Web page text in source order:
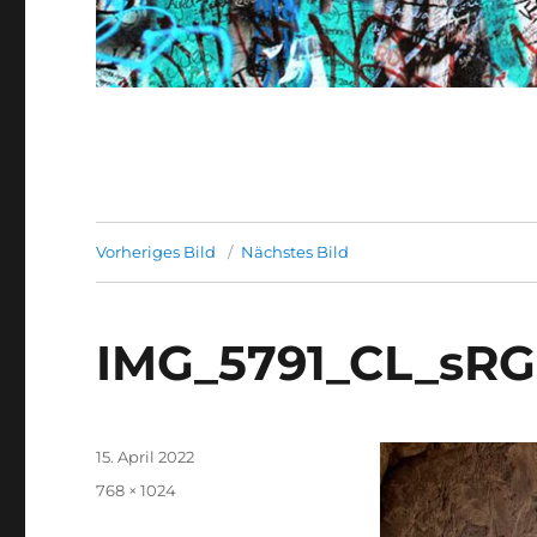
Vorheriges Bild Nächstes Bild
Veröffentlicht
15. April 2022
Originalgröße
768 × 1024